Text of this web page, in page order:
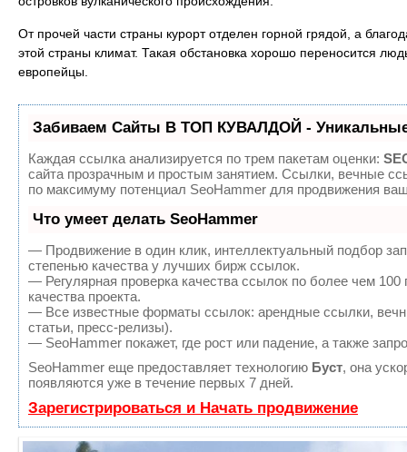
От прочей части страны курорт отделен горной грядой, а
этой страны климат. Такая обстановка хорошо переносится
европейцы.
Забиваем Сайты В ТОП КУВАЛДОЙ - Уникальные
Каждая ссылка анализируется по трем пакетам оценки:
сайта прозрачным и простым занятием. Ссылки, вечные
по максимуму потенциал SeoHammer для продвижения
Что умеет делать SeoHammer
— Продвижение в один клик, интеллектуальный подбор
степенью качества у лучших бирж ссылок.
— Регулярная проверка качества ссылок по более чем
качества проекта.
— Все известные форматы ссылок: арендные ссылки,
статьи, пресс-релизы).
— SeoHammer покажет, где рост или падение, а также
SeoHammer еще предоставляет технологию Буст, она
появляются уже в течение первых 7 дней.
Зарегистрироваться и Начать продвижение